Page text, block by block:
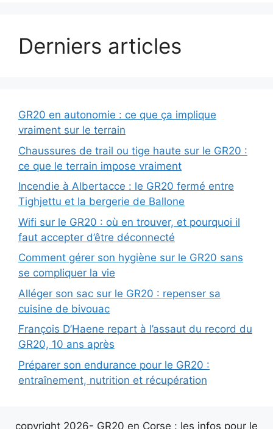
Derniers articles
GR20 en autonomie : ce que ça implique
vraiment sur le terrain
Chaussures de trail ou tige haute sur le GR20 :
ce que le terrain impose vraiment
Incendie à Albertacce : le GR20 fermé entre
Tighjettu et la bergerie de Ballone
Wifi sur le GR20 : où en trouver, et pourquoi il
faut accepter d’être déconnecté
Comment gérer son hygiène sur le GR20 sans
se compliquer la vie
Alléger son sac sur le GR20 : repenser sa
cuisine de bivouac
François D’Haene repart à l’assaut du record du
GR20, 10 ans après
Préparer son endurance pour le GR20 :
entraînement, nutrition et récupération
copyright 2026- GR20 en Corse : les infos pour le